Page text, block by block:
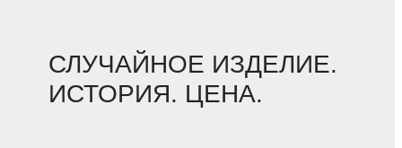
СЛУЧАЙНОЕ ИЗДЕЛИЕ.
ИСТОРИЯ. ЦЕНА.